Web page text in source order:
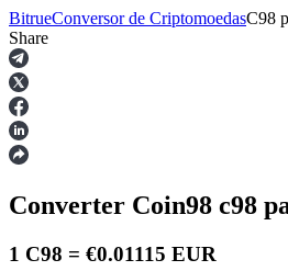
Futuros
BitrueConversor de CriptomoedasC98
Share
Converter Coin98 c98
1 C98 = €0.01115 EUR